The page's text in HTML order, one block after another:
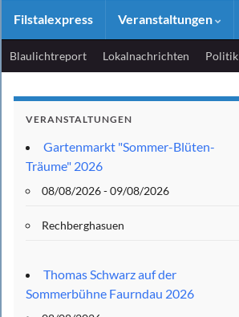
Filstalexpress Veranstaltungen
Blaulichtreport Lokalnachrichten Politik
VERANSTALTUNGEN
Gartenmarkt "Sommer-Blüten-
Träume" 2026
08/08/2026 - 09/08/2026
Rechberghasuen
Thomas Schwarz auf der
Sommerbühne Faurndau 2026